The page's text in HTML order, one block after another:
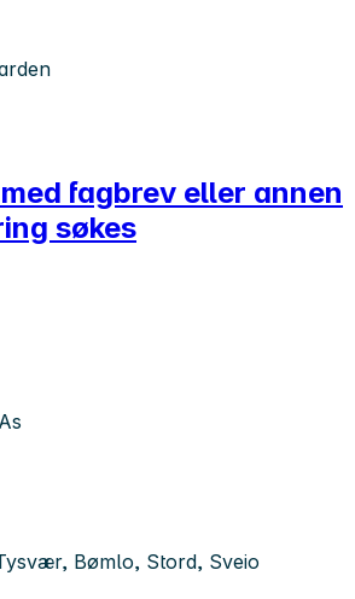
fagbrev eller annen
søkes
Bømlo, Stord, Sveio